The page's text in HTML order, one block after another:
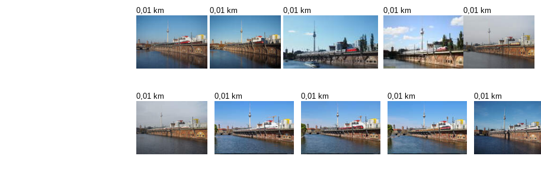
0,01 km 0,01 km 0,01 km 0,01 km 0,01 km
0,01 km 0,01 km 0,01 km 0,01 km 0,01 km